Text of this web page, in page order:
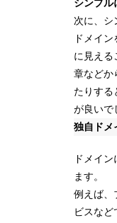
シンプル
次に、シ
ドメイ
に見える
章などか
たりする
が良いで
独自ドメ
ドメイ
ます。
例えば、
ビスな